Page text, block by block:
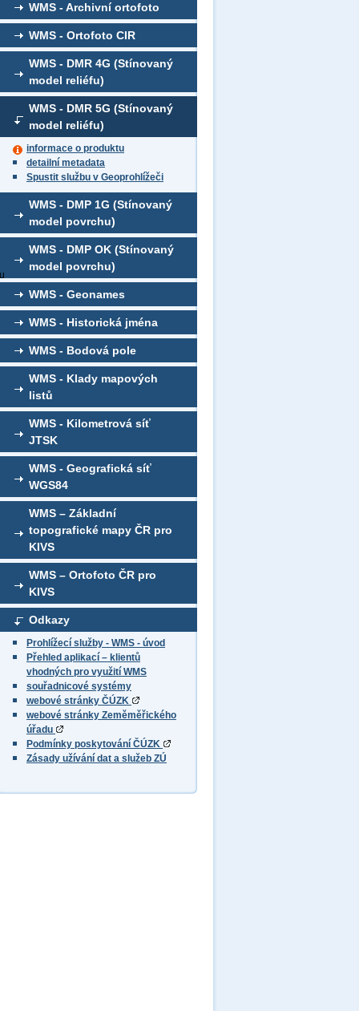
WMS - Archivní ortofoto
WMS - Ortofoto CIR
WMS - DMR 4G (Stínovaný
model reliéfu)
WMS - DMR 5G (Stínovaný
model reliéfu)
informace o produktu
detailní metadata
Spustit službu v Geoprohlížeči
WMS - DMP 1G (Stínovaný
model povrchu)
WMS - DMP OK (Stínovaný
model povrchu)
WMS - Geonames
WMS - Historická jména
WMS - Bodová pole
WMS - Klady mapových
listů
WMS - Kilometrová síť
JTSK
WMS - Geografická síť
WGS84
WMS – Základní
topografické mapy ČR pro
KIVS
WMS – Ortofoto ČR pro
KIVS
Odkazy
Prohlížecí služby - WMS - úvod
Přehled aplikací – klientů
vhodných pro využití WMS
souřadnicové systémy
webové stránky ČÚZK
webové stránky Zeměměřického
úřadu
Podmínky poskytování ČÚZK
Zásady užívání dat a služeb ZÚ